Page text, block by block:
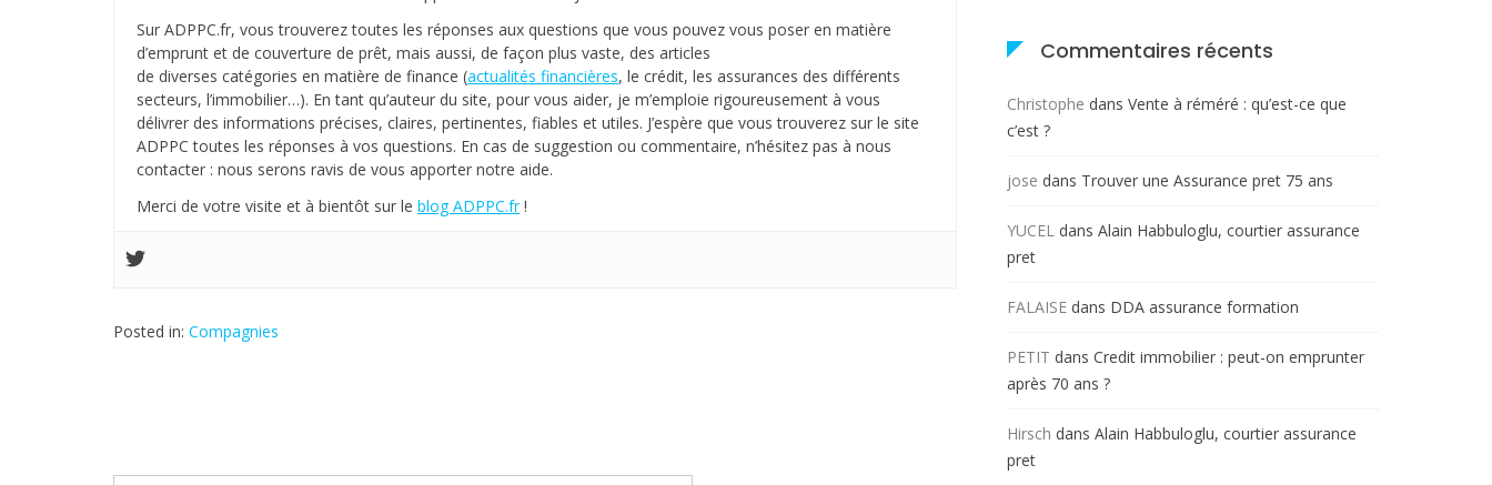
Sur ADPPC.fr, vous trouverez toutes les réponses aux questions que vous pouvez vous poser en matière
d’emprunt et de couverture de prêt, mais aussi, de façon plus vaste, des articles
de diverses catégories en matière de finance (actualités financières, le crédit, les assurances des différents
secteurs, l’immobilier…). En tant qu’auteur du site, pour vous aider, je m’emploie rigoureusement à vous
délivrer des informations précises, claires, pertinentes, fiables et utiles. J’espère que vous trouverez sur le site
ADPPC toutes les réponses à vos questions. En cas de suggestion ou commentaire, n’hésitez pas à nous
contacter : nous serons ravis de vous apporter notre aide.
Merci de votre visite et à bientôt sur le blog ADPPC.fr!
Posted in: Compagnies
Commentaires récents
Christophe dans Vente à réméré : qu’est-ce que
c’est ?
jose dans Trouver une Assurance pret 75 ans
YUCEL dans Alain Habbuloglu, courtier assurance
pret
FALAISE dans DDA assurance formation
PETIT dans Credit immobilier : peut-on emprunter
après 70 ans ?
Hirsch dans Alain Habbuloglu, courtier assurance
pret